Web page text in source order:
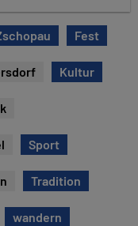
Fest
Kultur
Sport
Tradition
wandern